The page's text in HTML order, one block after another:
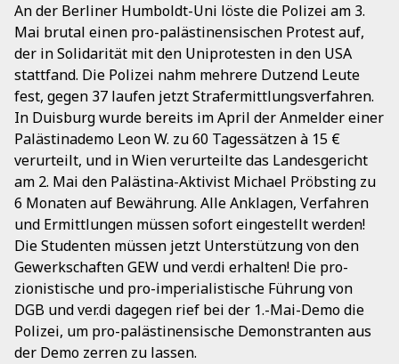
An der Berliner Humboldt-Uni löste die Polizei am 3.
Mai brutal einen pro-palästinensischen Protest auf,
der in Solidarität mit den Uniprotesten in den USA
stattfand. Die Polizei nahm mehrere Dutzend Leute
fest, gegen 37 laufen jetzt Strafermittlungsverfahren.
In Duisburg wurde bereits im April der Anmelder einer
Palästinademo Leon W. zu 60 Tagessätzen à 15 €
verurteilt, und in Wien verurteilte das Landesgericht
am 2. Mai den Palästina-Aktivist Michael Pröbsting zu
6 Monaten auf Bewährung. Alle Anklagen, Verfahren
und Ermittlungen müssen sofort eingestellt werden!
Die Studenten müssen jetzt Unterstützung von den
Gewerkschaften GEW und ver.di erhalten! Die pro-
zionistische und pro-imperialistische Führung von
DGB und ver.di dagegen rief bei der 1.-Mai-Demo die
Polizei, um pro-palästinensische Demonstranten aus
der Demo zerren zu lassen.